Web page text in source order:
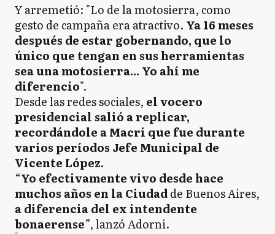
Y arremetió: "Lo de la motosierra, como
gesto de campaña era atractivo. Ya 16 meses
después de estar gobernando, que lo
único que tengan en sus herramientas
sea una motosierra... Yo ahí me
diferencio".
Desde las redes sociales, el vocero
presidencial salió a replicar,
recordándole a Macri que fue durante
varios períodos Jefe Municipal de
Vicente López.
“Yo efectivamente vivo desde hace
muchos años en la Ciudadde Buenos Aires,
a diferencia del ex intendente
bonaerense”, lanzó Adorni.